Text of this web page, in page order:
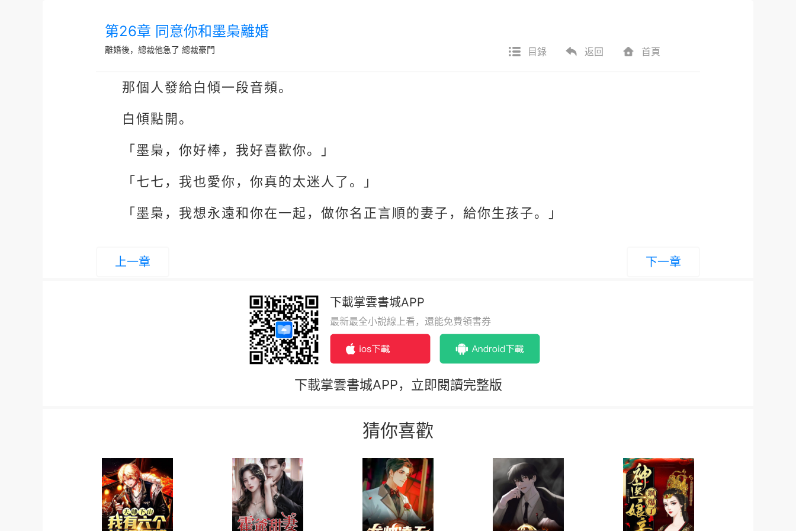
第26章 同意你和墨梟離婚
離婚後，總裁他急了 總裁豪門 目錄 返回 首頁
那個人發給白傾一段音頻。
白傾點開。
「墨梟，你好棒，我好喜歡你。」
「七七，我也愛你，你真的太迷人了。」
「墨梟，我想永遠和你在一起，做你名正言順的妻子，給你生孩子。」
上一章 下一章
下載掌雲書城APP
最新最全小說線上看，還能免費領書券
下載掌雲書城APP，立即閱讀完整版
猜你喜歡